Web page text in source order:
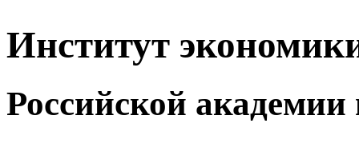
Институт
Российской академии